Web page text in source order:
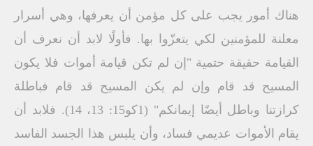
هناك أمور يجب على كل مؤمن أن يعرفها، وهي أسرار
معلنة للمؤمنين لكي يتعزّوا بها. فأولًا لابد أن نعرف أن
القيامة حقيقة حتمية "إن لم تكن قيامة أموات فلا يكون
المسيح قد قام وإن لم يكن المسيح قد قام فباطلة
كرازتنا وباطل أيضًا إيمانكم" (1كو15: 13، 14). فلابد أن
يقام الأموات عديمي فساد، وأن يلبس هذا الجسد الفاسد